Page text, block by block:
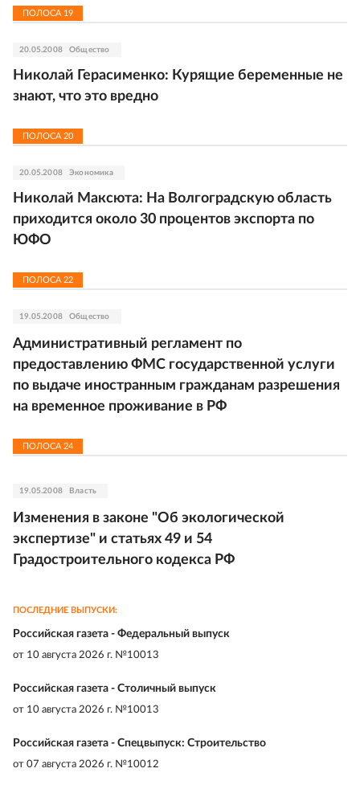
ПОЛОСА 19
20.05.2008 Общество
Николай Герасименко: Курящие беременные не
знают, что это вредно
ПОЛОСА 20
20.05.2008 Экономика
Николай Максюта: На Волгоградскую область
приходится около 30 процентов экспорта по
ЮФО
ПОЛОСА 22
19.05.2008 Общество
Административный регламент по
предоставлению ФМС государственной услуги
по выдаче иностранным гражданам разрешения
на временное проживание в РФ
ПОЛОСА 24
19.05.2008 Власть
Изменения в законе "Об экологической
экспертизе" и статьях 49 и 54
Градостроительного кодекса РФ
ПОСЛЕДНИЕ ВЫПУСКИ:
Российская газета - Федеральный выпуск
от 10 августа 2026 г. №10013
Российская газета - Столичный выпуск
от 10 августа 2026 г. №10013
Российская газета - Спецвыпуск: Строительство
от 07 августа 2026 г. №10012